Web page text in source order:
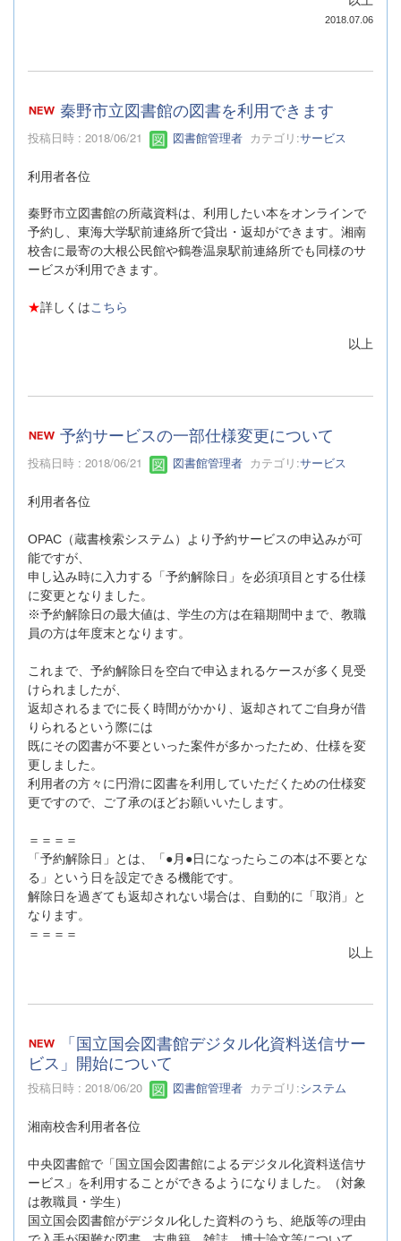
2018.07.06
秦野市立図書館の図書を利用できます
投稿日時 : 2018/06/21 図書館管理者 カテゴリ:サービス
利用者各位
秦野市立図書館の所蔵資料は、利用したい本をオンラインで
予約し、東海大学駅前連絡所で貸出・返却ができます。湘南
校舎に最寄の大根公民館や鶴巻温泉駅前連絡所でも同様のサ
ービスが利用できます。
★詳しくはこちら
以上
予約サービスの一部仕様変更について
投稿日時 : 2018/06/21 図書館管理者 カテゴリ:サービス
利用者各位
OPAC（蔵書検索システム）より予約サービスの申込みが可
能ですが、
申し込み時に入力する「予約解除日」を必須項目とする仕様
に変更となりました。
※予約解除日の最大値は、学生の方は在籍期間中まで、教職
員の方は年度末となります。
これまで、予約解除日を空白で申込まれるケースが多く見受
けられましたが、
返却されるまでに長く時間がかかり、返却されてご自身が借
りられるという際には
既にその図書が不要といった案件が多かったため、仕様を変
更しました。
利用者の方々に円滑に図書を利用していただくための仕様変
更ですので、ご了承のほどお願いいたします。
＝＝＝＝
「予約解除日」とは、「●月●日になったらこの本は不要とな
る」という日を設定できる機能です。
解除日を過ぎても返却されない場合は、自動的に「取消」と
なります。
＝＝＝＝
以上
「国立国会図書館デジタル化資料送信サー
ビス」開始について
投稿日時 : 2018/06/20 図書館管理者 カテゴリ:システム
湘南校舎利用者各位
中央図書館で「国立国会図書館によるデジタル化資料送信サ
ービス」を利用することができるようになりました。（対象
は教職員・学生）
国立国会図書館がデジタル化した資料のうち、絶版等の理由